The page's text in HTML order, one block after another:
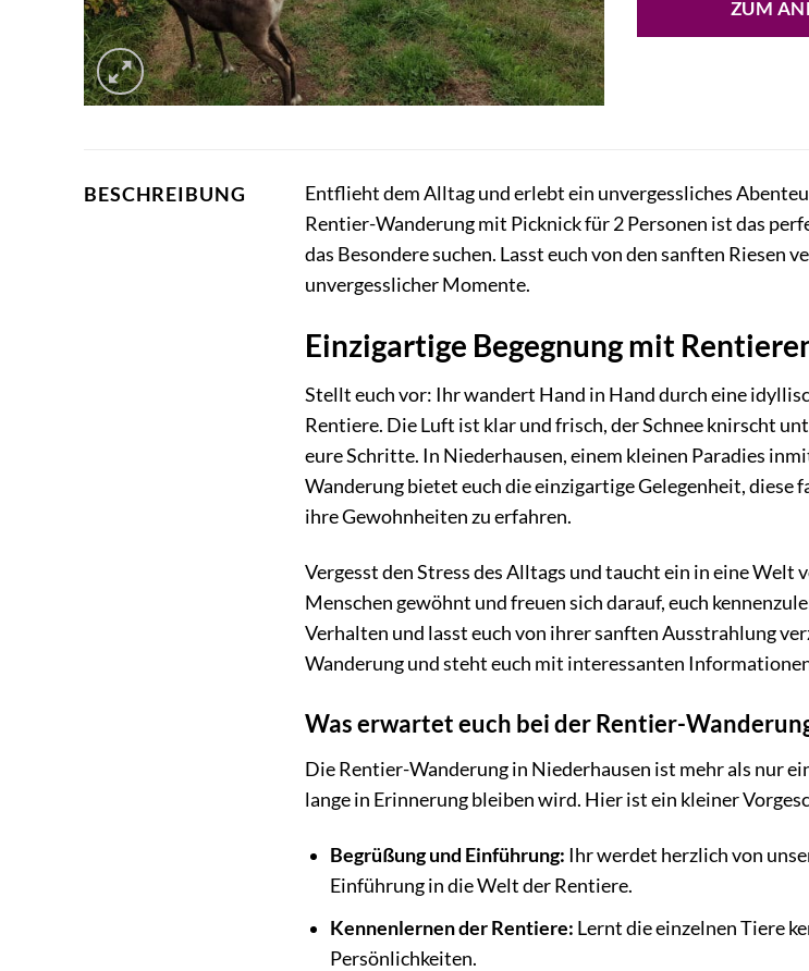
ZUM
BESCHREIBUNG
Entflieht dem Alltag und erlebt ein unvergessliches
Rentier-Wanderung mit Picknick für 2 Personen ist das
das Besondere suchen. Lasst euch von den sanften Riesen
unvergesslicher Momente.
Einzigartige Begegnung mit
Stellt euch vor: Ihr wandert Hand in Hand durch eine
Rentiere. Die Luft ist klar und frisch, der Schnee knirscht
eure Schritte. In Niederhausen, einem kleinen Paradies
Wanderung bietet euch die einzigartige Gelegenheit, diese
ihre Gewohnheiten zu erfahren.
Vergesst den Stress des Alltags und taucht ein in eine
Menschen gewöhnt und freuen sich darauf, euch
Verhalten und lasst euch von ihrer sanften Ausstrahlung
Wanderung und steht euch mit interessanten
Was erwartet euch bei der Rentier-
Die Rentier-Wanderung in Niederhausen ist mehr als nur
lange in Erinnerung bleiben wird. Hier ist ein kleiner
Begrüßung und Einführung: Ihr werdet herzlich von
Einführung in die Welt der Rentiere.
Kennenlernen der Rentiere: Lernt die einzelnen Tiere
Persönlichkeiten.